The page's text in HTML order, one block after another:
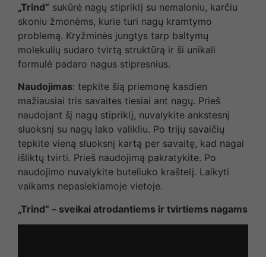
„Trind“ sukūrė nagų stipriklį su nemaloniu, karčiu
skoniu žmonėms, kurie turi nagų kramtymo
problemą. Kryžminės jungtys tarp baltymų
molekulių sudaro tvirtą struktūrą ir ši unikali
formulė padaro nagus stipresnius.
Naudojimas: tepkite šią priemonę kasdien
mažiausiai tris savaites tiesiai ant nagų. Prieš
naudojant šį nagų stipriklį, nuvalykite ankstesnį
sluoksnį su nagų lako valikliu. Po trijų savaičių
tepkite vieną sluoksnį kartą per savaitę, kad nagai
išliktų tvirti. Prieš naudojimą pakratykite. Po
naudojimo nuvalykite buteliuko kraštelį. Laikyti
vaikams nepasiekiamoje vietoje.
„Trind“ – sveikai atrodantiems ir tvirtiems nagams